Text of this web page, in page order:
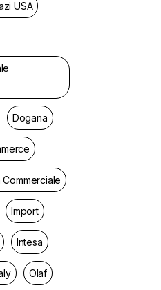
USA
Dogana
Commerciale
Import
Intesa
Olaf